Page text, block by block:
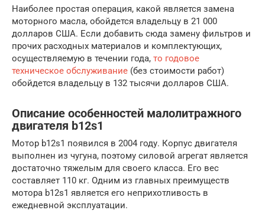
Наиболее простая операция, какой является замена
моторного масла, обойдется владельцу в 21 000
долларов США. Если добавить сюда замену фильтров и
прочих расходных материалов и комплектующих,
осуществляемую в течении года, то годовое
техническое обслуживание (без стоимости работ)
обойдется владельцу в 132 тысячи долларов США.
Описание особенностей малолитражного
двигателя b12s1
Мотор b12s1 появился в 2004 году. Корпус двигателя
выполнен из чугуна, поэтому силовой агрегат является
достаточно тяжелым для своего класса. Его вес
составляет 110 кг. Одним из главных преимуществ
мотора b12s1 является его неприхотливость в
ежедневной эксплуатации.